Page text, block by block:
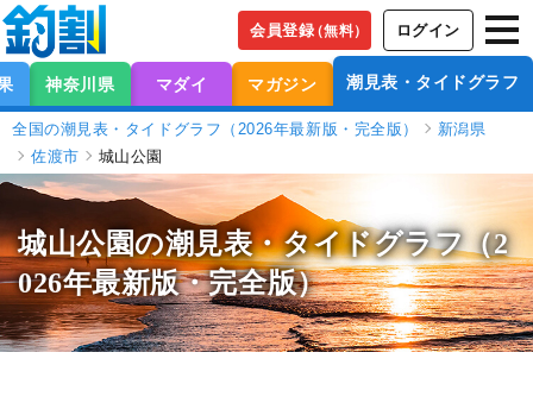
会員登録（無料） ログイン
神奈川県 マダイ マガジン 潮見表・タイドグラフ
全国の潮見表・タイドグラフ（2026年最新版・完全版）
新潟県
佐渡市
城山公園
城山公園の潮見表・タイドグラフ（2
026年最新版・完全版）